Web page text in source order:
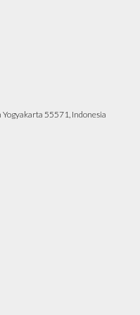
55571, Indonesia